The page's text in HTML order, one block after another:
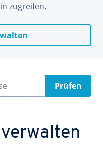
zugreifen.
Prüfen